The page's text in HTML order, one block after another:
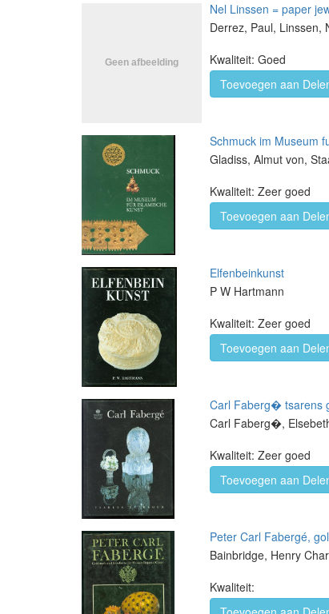
Nel Linssen = paper
Derrez, Paul, Linssen,
Kwaliteit: Goed
Toevoegen aan
Schmuck im Museum
Gladiss, Almut von,
Kwaliteit: Zeer goed
Toevoegen aan
Elfenbeinkunst
P W Hartmann
Kwaliteit: Zeer goed
Toevoegen aan
Carl Faberg� tsarens
Carl Faberg�,
Kwaliteit: Zeer goed
Toevoegen aan
Peter Carl Fabergé,
Bainbridge, Henry
Kwaliteit: